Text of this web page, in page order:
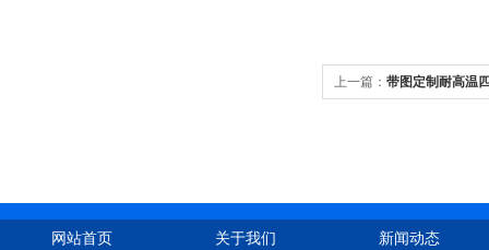
上一篇： 带图定制耐高温
网站首页 关于我们 新闻动态